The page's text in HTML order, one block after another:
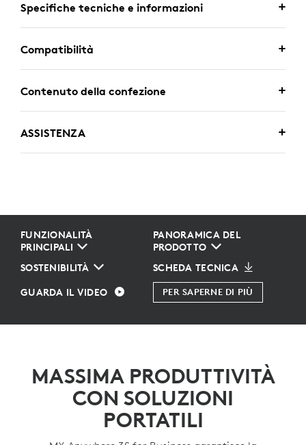
Specifiche tecniche e informazioni
Compatibilità
Contenuto della confezione
ASSISTENZA
FUNZIONALITÀ
PRINCIPALI
PANORAMICA DEL
PRODOTTO
SOSTENIBILITÀ
SCHEDA TECNICA
GUARDA IL VIDEO
PER SAPERNE DI PIÙ
MASSIMA PRODUTTIVITÀ
CON SOLUZIONI
PORTATILI